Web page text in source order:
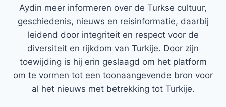
Aydin meer informeren over de Turkse cultuur,
geschiedenis, nieuws en reisinformatie, daarbij
leidend door integriteit en respect voor de
diversiteit en rijkdom van Turkije. Door zijn
toewijding is hij erin geslaagd om het platform
om te vormen tot een toonaangevende bron voor
al het nieuws met betrekking tot Turkije.